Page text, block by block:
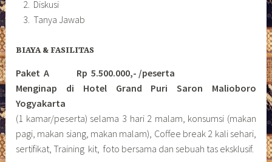
Diskusi
Tanya Jawab
BIAYA & FASILITAS
Paket A Rp 5.500.000,- /peserta
Menginap di Hotel Grand Puri Saron Malioboro
Yogyakarta
(1 kamar/peserta) selama 3 hari 2 malam, konsumsi (makan
pagi, makan siang, makan malam), Coffee break 2 kali sehari,
sertifikat, Training kit, foto bersama dan sebuah tas eksklusif.